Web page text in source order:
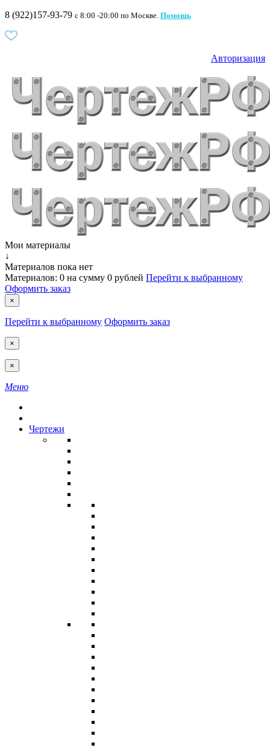
8 (922)157-93-79 c 8:00 -20:00 по Москве. Помощь
Авторизация
Мои материалы
↓
Материалов пока нет
Материалов: 0 на сумму 0 рублей Перейти к выбранному
Оформить заказ
×
Перейти к выбранному Оформить заказ
×
×
Меню
Чертежи